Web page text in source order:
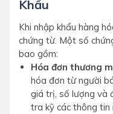
Khẩu
Khi nhập khẩu hàng
chứng từ. Một số
bao gồm:
Hóa đơn thương
hóa đơn từ người
giá trị, số lượng và
tra kỹ các thông tin